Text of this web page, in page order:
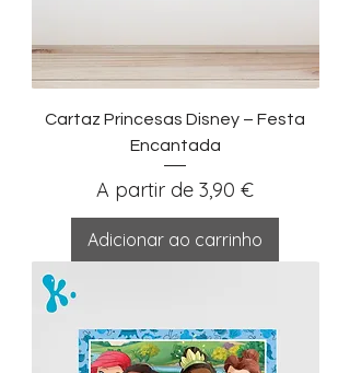
Cartaz Princesas Disney – Festa
Encantada
A partir de 3,90 €
Preço promocional
Adicionar ao carrinho